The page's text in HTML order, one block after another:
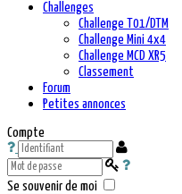
Challenges
Challenge T01/DTM
Challenge Mini 4x4
Challenge MCD XR5
Classement
Forum
Petites annonces
Compte
Se souvenir de moi